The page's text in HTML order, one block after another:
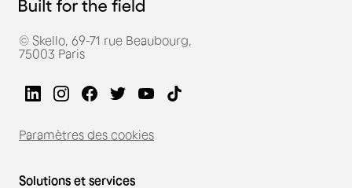
© Skello, 69-71 rue Beaubourg,
75003 Paris
Paramètres des cookies
Solutions et services